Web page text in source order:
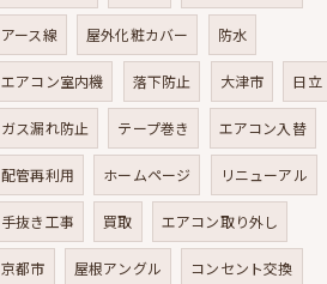
アース線 屋外化粧カバー 防水
エアコン室内機 落下防止 大津市 日立
ガス漏れ防止 テープ巻き エアコン入替
配管再利用 ホームページ リニューアル
手抜き工事 買取 エアコン取り外し
京都市 屋根アングル コンセント交換